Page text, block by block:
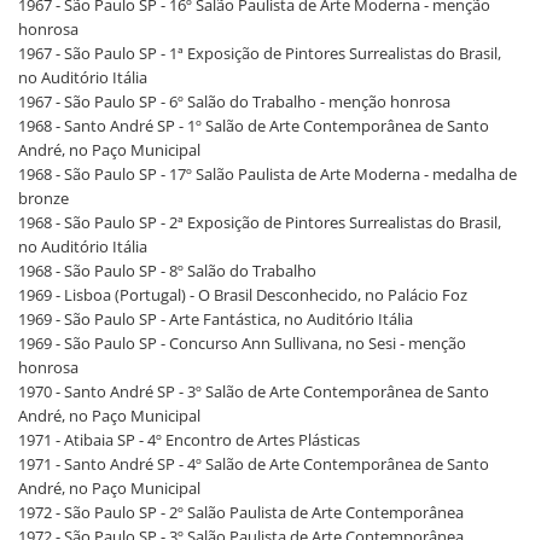
1967 - São Paulo SP - 16º Salão Paulista de Arte Moderna - menção
honrosa
1967 - São Paulo SP - 1ª Exposição de Pintores Surrealistas do Brasil,
no Auditório Itália
1967 - São Paulo SP - 6º Salão do Trabalho - menção honrosa
1968 - Santo André SP - 1º Salão de Arte Contemporânea de Santo
André, no Paço Municipal
1968 - São Paulo SP - 17º Salão Paulista de Arte Moderna - medalha de
bronze
1968 - São Paulo SP - 2ª Exposição de Pintores Surrealistas do Brasil,
no Auditório Itália
1968 - São Paulo SP - 8º Salão do Trabalho
1969 - Lisboa (Portugal) - O Brasil Desconhecido, no Palácio Foz
1969 - São Paulo SP - Arte Fantástica, no Auditório Itália
1969 - São Paulo SP - Concurso Ann Sullivana, no Sesi - menção
honrosa
1970 - Santo André SP - 3º Salão de Arte Contemporânea de Santo
André, no Paço Municipal
1971 - Atibaia SP - 4º Encontro de Artes Plásticas
1971 - Santo André SP - 4º Salão de Arte Contemporânea de Santo
André, no Paço Municipal
1972 - São Paulo SP - 2º Salão Paulista de Arte Contemporânea